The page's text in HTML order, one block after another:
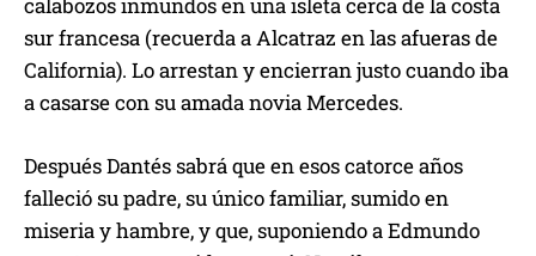
calabozos inmundos en una isleta cerca de la costa
sur francesa (recuerda a Alcatraz en las afueras de
California). Lo arrestan y encierran justo cuando iba
a casarse con su amada novia Mercedes.
Después Dantés sabrá que en esos catorce años
falleció su padre, su único familiar, sumido en
miseria y hambre, y que, suponiendo a Edmundo